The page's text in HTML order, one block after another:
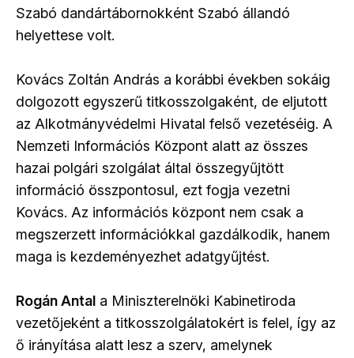
Szabó dandártábornokként Szabó állandó
helyettese volt.
Kovács Zoltán András a korábbi években sokáig
dolgozott egyszerű titkosszolgaként, de eljutott
az Alkotmányvédelmi Hivatal felső vezetéséig. A
Nemzeti Információs Központ alatt az összes
hazai polgári szolgálat által összegyűjtött
információ összpontosul, ezt fogja vezetni
Kovács. Az információs központ nem csak a
megszerzett információkkal gazdálkodik, hanem
maga is kezdeményezhet adatgyűjtést.
Rogán Antal a Miniszterelnöki Kabinetiroda
vezetőjeként a titkosszolgálatokért is felel, így az
ő irányítása alatt lesz a szerv, amelynek